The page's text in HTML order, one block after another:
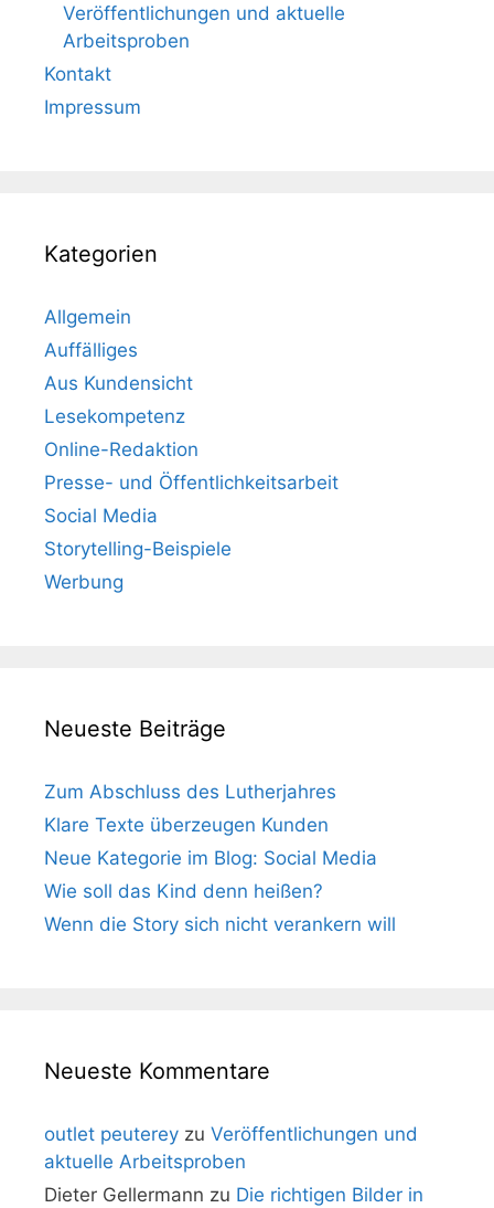
Veröffentlichungen und aktuelle
Arbeitsproben
Kontakt
Impressum
Kategorien
Allgemein
Auffälliges
Aus Kundensicht
Lesekompetenz
Online-Redaktion
Presse- und Öffentlichkeitsarbeit
Social Media
Storytelling-Beispiele
Werbung
Neueste Beiträge
Zum Abschluss des Lutherjahres
Klare Texte überzeugen Kunden
Neue Kategorie im Blog: Social Media
Wie soll das Kind denn heißen?
Wenn die Story sich nicht verankern will
Neueste Kommentare
outlet peuterey zu Veröffentlichungen und
aktuelle Arbeitsproben
Dieter Gellermann zu Die richtigen Bilder in